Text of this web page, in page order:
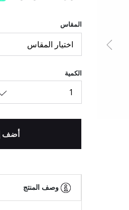
السابق
المقاس
اختيار المقاس
الكمية
1
أضف
وصف المنتج